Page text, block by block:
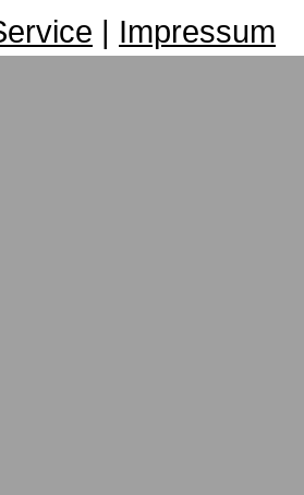
| Impressum